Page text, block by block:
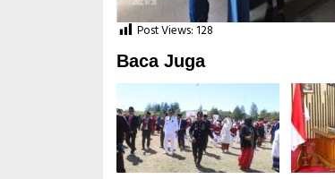
Post Views: 128
Baca Juga